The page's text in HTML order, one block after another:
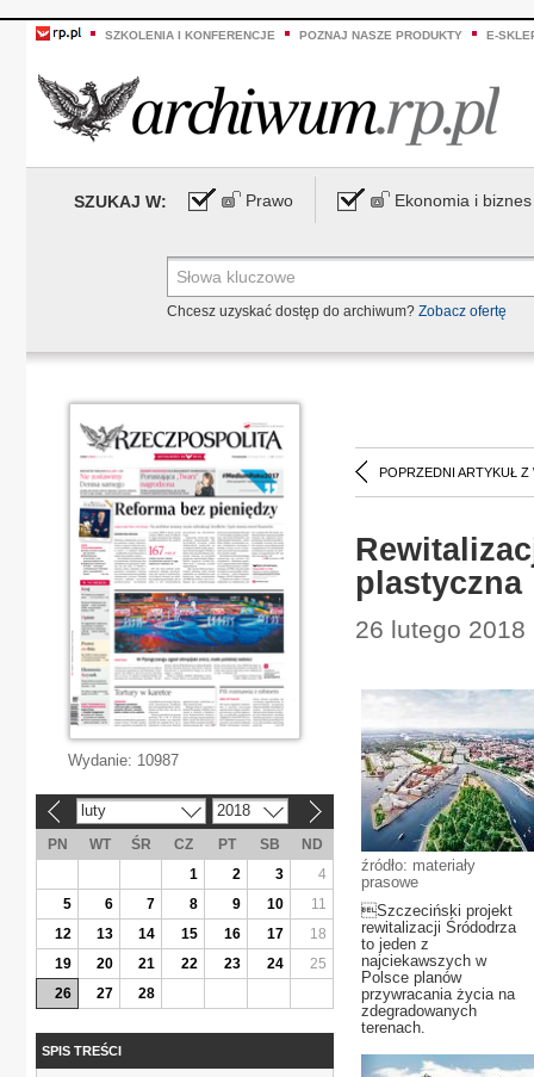
SZKOLENIA I KONFERENCJE POZNAJ NASZE PRODUKTY E-
SZUKAJ W: Prawo Ekonomia i biznes
Chcesz uzyskać dostęp do archiwum? Zobacz ofertę
POPRZEDNI ARTYKUŁ Z
plastyczna
26 lutego
źródło: materiały
prasowe
Szczeciński projekt
rewitalizacji Śródodrza
to jeden z
najciekawszych w
Polsce planów
przywracania życia na
zdegradowanych
terenach.
Wydanie: 10987
luty 2018
PN WT ŚR CZ PT SB
ND
1
2 3
4
5
6 7 8 9 10
11
12
13 14 15 16 17
18
19
20 21 22 23 24
25
26
27 28
SPIS TREŚCI